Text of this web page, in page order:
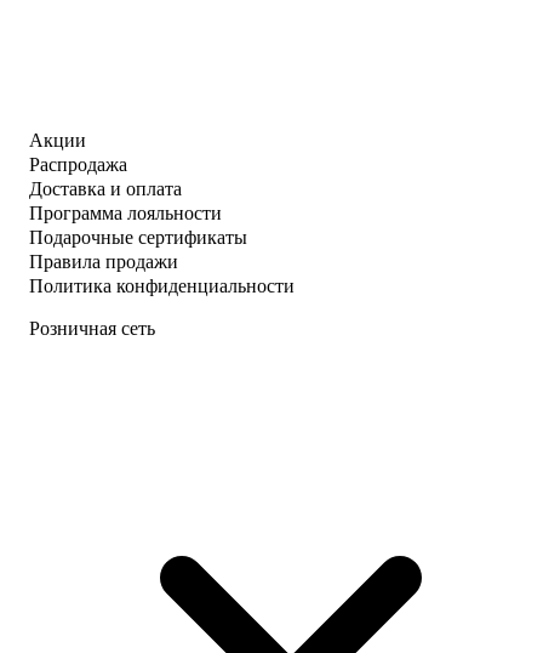
Акции
Распродажа
Доставка и оплата
Программа лояльности
Подарочные сертификаты
Правила продажи
Политика конфиденциальности
Розничная сеть